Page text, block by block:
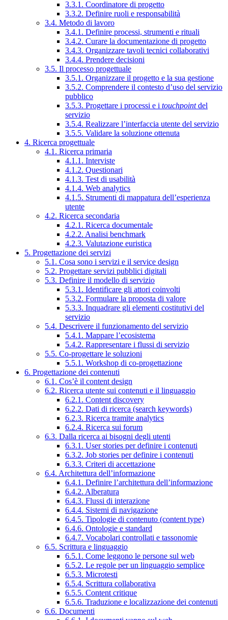
3.3.1. Coordinatore di progetto
3.3.2. Definire ruoli e responsabilità
3.4. Metodo di lavoro
3.4.1. Definire processi, strumenti e rituali
3.4.2. Curare la documentazione di progetto
3.4.3. Organizzare tavoli tecnici collaborativi
3.4.4. Prendere decisioni
3.5. Il processo progettuale
3.5.1. Organizzare il progetto e la sua gestione
3.5.2. Comprendere il contesto d’uso del servizio
pubblico
3.5.3. Progettare i processi e i touchpointdel
servizio
3.5.4. Realizzare l’interfaccia utente del servizio
3.5.5. Validare la soluzione ottenuta
4. Ricerca progettuale
4.1. Ricerca primaria
4.1.1. Interviste
4.1.2. Questionari
4.1.3. Test di usabilità
4.1.4. Web analytics
4.1.5. Strumenti di mappatura dell’esperienza
utente
4.2. Ricerca secondaria
4.2.1. Ricerca documentale
4.2.2. Analisi benchmark
4.2.3. Valutazione euristica
5. Progettazione dei servizi
5.1. Cosa sono i servizi e il service design
5.2. Progettare servizi pubblici digitali
5.3. Definire il modello di servizio
5.3.1. Identificare gli attori coinvolti
5.3.2. Formulare la proposta di valore
5.3.3. Inquadrare gli elementi costitutivi del
servizio
5.4. Descrivere il funzionamento del servizio
5.4.1. Mappare l’ecosistema
5.4.2. Rappresentare i flussi di servizio
5.5. Co-progettare le soluzioni
5.5.1. Workshop di co-progettazione
6. Progettazione dei contenuti
6.1. Cos’è il content design
6.2. Ricerca utente sui contenuti e il linguaggio
6.2.1. Content discovery
6.2.2. Dati di ricerca (search keywords)
6.2.3. Ricerca tramite analytics
6.2.4. Ricerca sui forum
6.3. Dalla ricerca ai bisogni degli utenti
6.3.1. User stories per definire i contenuti
6.3.2. Job stories per definire i contenuti
6.3.3. Criteri di accettazione
6.4. Architettura dell’informazione
6.4.1. Definire l’architettura dell’informazione
6.4.2. Alberatura
6.4.3. Flussi di interazione
6.4.4. Sistemi di navigazione
6.4.5. Tipologie di contenuto (content type)
6.4.6. Ontologie e standard
6.4.7. Vocabolari controllati e tassonomie
6.5. Scrittura e linguaggio
6.5.1. Come leggono le persone sul web
6.5.2. Le regole per un linguaggio semplice
6.5.3. Microtesti
6.5.4. Scrittura collaborativa
6.5.5. Content critique
6.5.6. Traduzione e localizzazione dei contenuti
6.6. Documenti